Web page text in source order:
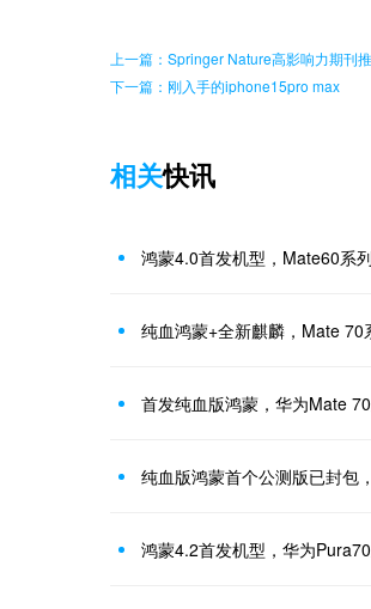
上一篇：Springer Nature高影响力期刊
下一篇：刚入手的iphone15pro max
相关快讯
鸿蒙4.0首发机型，Mate60系
纯血鸿蒙+全新麒麟，Mate
首发纯血版鸿蒙，华为Mate
纯血版鸿蒙首个公测版已封包
鸿蒙4.2首发机型，华为